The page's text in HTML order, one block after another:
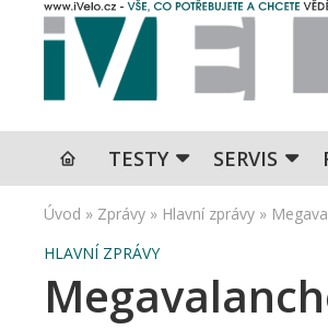
TESTY SERVIS
Úvod » Zprávy » Hlavní zprávy »
HLAVNÍ ZPRÁVY